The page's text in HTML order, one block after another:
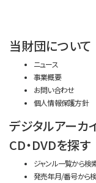
当財団について
ニュース
事業概要
お問い合わせ
個人情報保護方針
デジタルアーカ
CD・DVDを探す
ジャンル一覧から検
発売年月/番号から